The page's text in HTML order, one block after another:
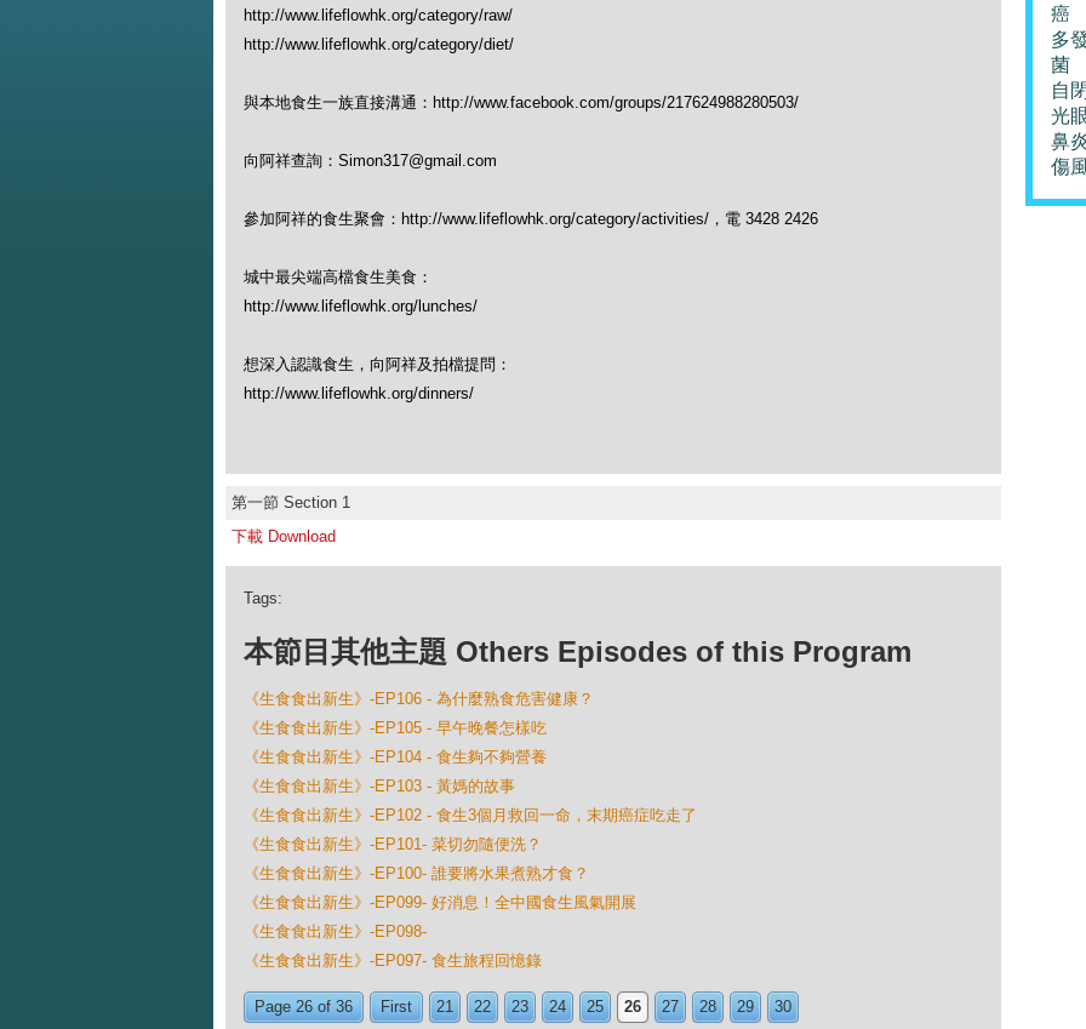
http://www.lifeflowhk.org/category/raw/
http://www.lifeflowhk.org/category/diet/
與本地食生一族直接溝通：http://www.facebook.com/groups/217624988280503/
向阿祥查詢：Simon317@gmail.com
參加阿祥的食生聚會：http://www.lifeflowhk.org/category/activities/，電 3428 2426
城中最尖端高檔食生美食：
http://www.lifeflowhk.org/lunches/
想深入認識食生，向阿祥及拍檔提問：
http://www.lifeflowhk.org/dinners/
第一節 Section 1
下載 Download
Tags:
本節目其他主題 Others Episodes of this Program
《生食食出新生》-EP106 - 為什麼熟食危害健康？
《生食食出新生》-EP105 - 早午晚餐怎樣吃
《生食食出新生》-EP104 - 食生夠不夠營養
《生食食出新生》-EP103 - 黃媽的故事
《生食食出新生》-EP102 - 食生3個月救回一命，末期癌症吃走了
《生食食出新生》-EP101- 菜切勿隨便洗？
《生食食出新生》-EP100- 誰要將水果煮熟才食？
《生食食出新生》-EP099- 好消息！全中國食生風氣開展
《生食食出新生》-EP098-
《生食食出新生》-EP097- 食生旅程回憶錄
Page 26 of 36 First 21 22 23 24 25 26 27 28 29 30
癌
多
菌
自
光
鼻
傷